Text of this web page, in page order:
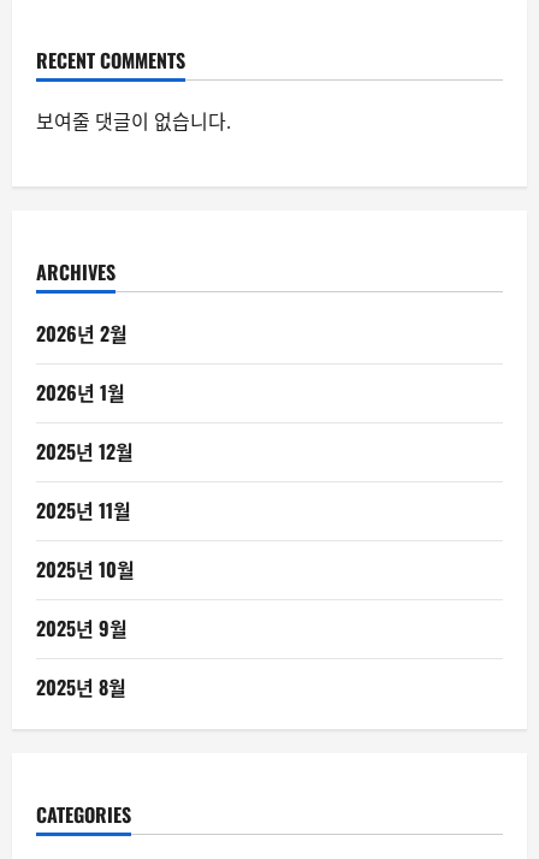
RECENT COMMENTS
보여줄 댓글이 없습니다.
ARCHIVES
2026년 2월
2026년 1월
2025년 12월
2025년 11월
2025년 10월
2025년 9월
2025년 8월
CATEGORIES